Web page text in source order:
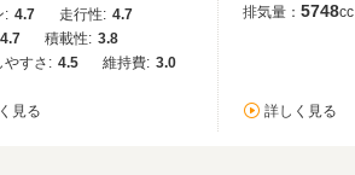
: 4.7 走行性: 4.7
4.7 積載性: 3.8
やすさ: 4.5 維持費: 3.0
見る
排気量： 5748cc
詳しく見る